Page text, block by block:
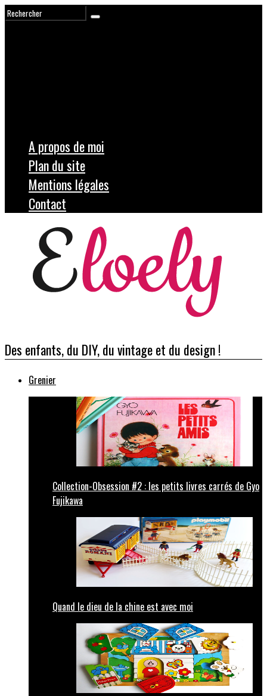
A propos de moi
Plan du site
Mentions légales
Contact
Des enfants, du DIY, du vintage et du design !
Grenier
Collection-Obsession #2 : les petits livres carrés de Gyo
Fujikawa
Quand le dieu de la chine est avec moi